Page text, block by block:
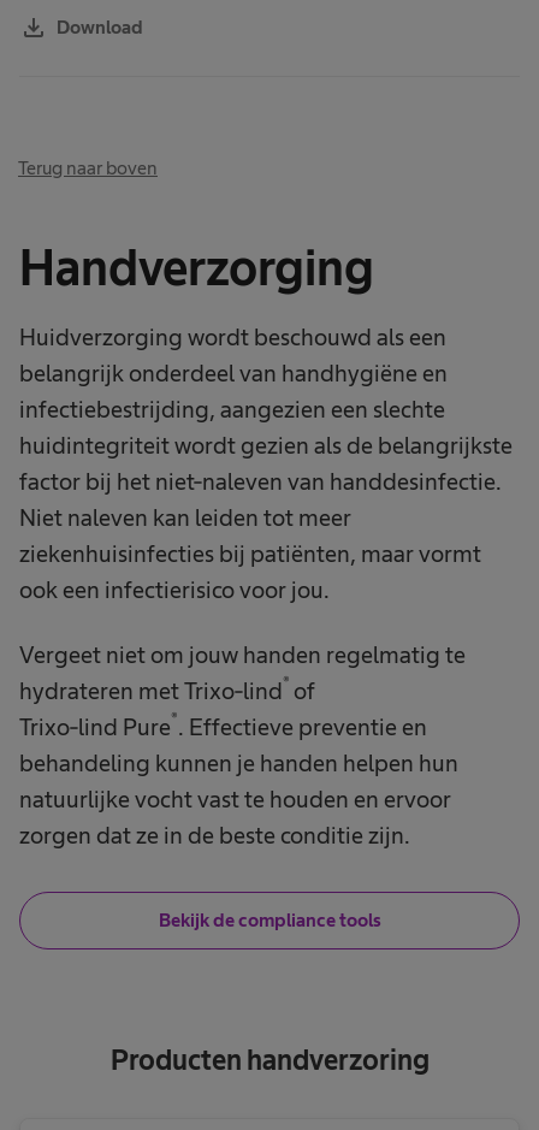
download Download
Terug naar boven
Handverzorging
Huidverzorging wordt beschouwd als een
belangrijk onderdeel van handhygiëne en
infectiebestrijding, aangezien een slechte
huidintegriteit wordt gezien als de belangrijkste
factor bij het niet-naleven van handdesinfectie.
Niet naleven kan leiden tot meer
ziekenhuisinfecties bij patiënten, maar vormt
ook een infectierisico voor jou.
Vergeet niet om jouw handen regelmatig te
hydrateren met Trixo-lind® of
Trixo-lind Pure®. Effectieve preventie en
behandeling kunnen je handen helpen hun
natuurlijke vocht vast te houden en ervoor
zorgen dat ze in de beste conditie zijn.
Bekijk de compliance tools
Producten handverzoring